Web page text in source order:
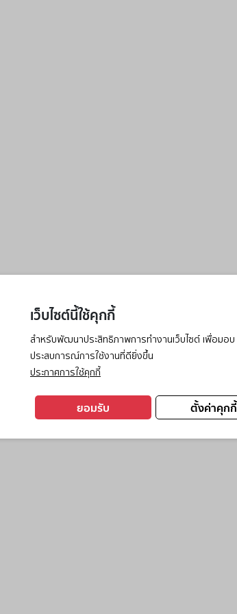
เว็บไซต์นี้ใช้คุกกี้
สำหรับพัฒนาประสิทธิภาพการทำงานเว็บไซต์ เพื่อมอบ
ประสบการณ์การใช้งานที่ดียิ่งขึ้น
ประกาศการใช้คุกกี้
ตั้งค่าคุกกี้
ยอมรับ
has occurred while loading